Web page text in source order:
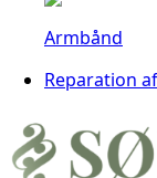
Armbånd
Reparation